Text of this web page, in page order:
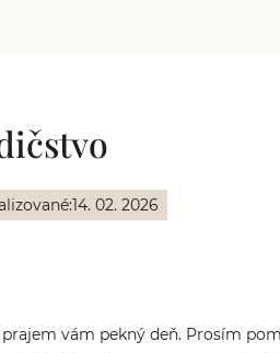
14. 02. 2026
vám pekný deň. Prosím